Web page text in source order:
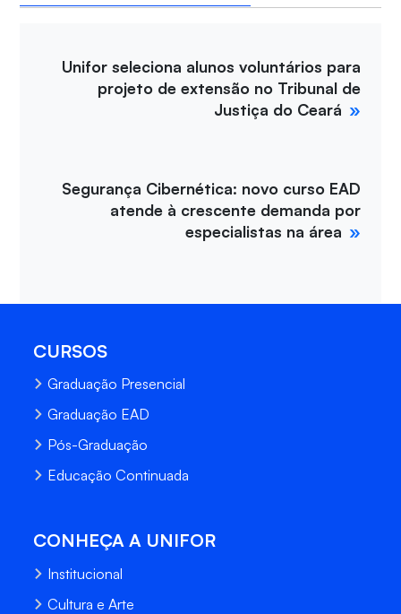
Unifor seleciona alunos voluntários para
projeto de extensão no Tribunal de
Justiça do Ceará
Segurança Cibernética: novo curso EAD
atende à crescente demanda por
especialistas na área
CURSOS
Graduação Presencial
Graduação EAD
Pós-Graduação
Educação Continuada
CONHEÇA A UNIFOR
Institucional
Cultura e Arte